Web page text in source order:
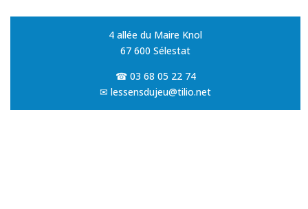
4 allée du Maire Knol
67 600 Sélestat
☎03 68 05 22 74
✉ lessensdujeu@tilio.net